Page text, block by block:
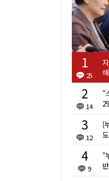
25
14
"
2
12
[
9
"